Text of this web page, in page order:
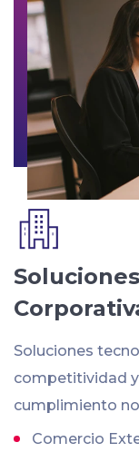
Soluciones
Soluciones
competitividad y
cumplimiento
Comercio